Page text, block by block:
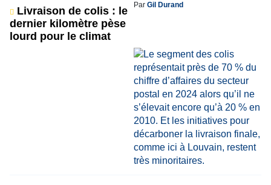
Livraison de colis : le
dernier kilomètre pèse
lourd pour le climat
Par Gil Durand